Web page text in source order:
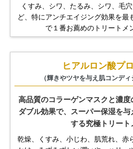
くすみ、シワ、たるみ、シワ、毛
ど、 特にアンチエイジング効果を最
で１番お薦めのトリートメ
ヒアルロン酸プ
（輝きやツヤを与え肌コンディ
高品質のコラーゲンマスクと濃
ダブル効果で、
スーパー保湿を
する究極トリート
乾燥、くすみ、小じわ、肌荒れ、赤